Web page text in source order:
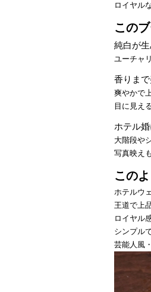
ロイヤル
この
純白が
ユーチャ
香りま
爽やかで
目に見え
ホテル
大階段や
写真映え
この
ホテルウ
王道で上
ロイヤル
シンプル
芸能人風